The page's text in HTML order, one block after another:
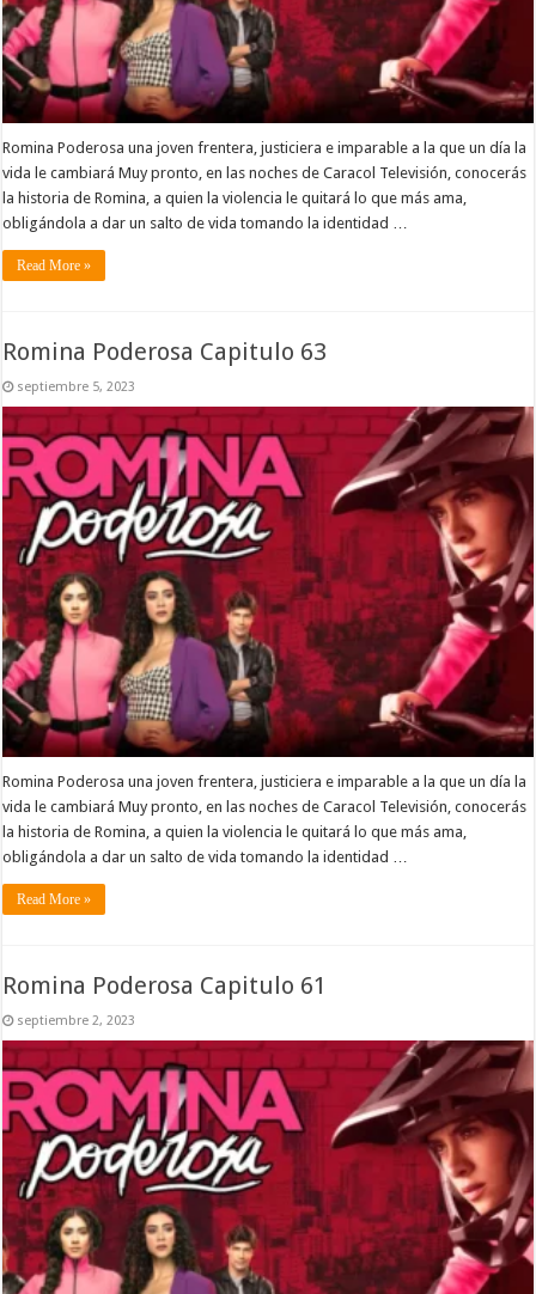
Romina Poderosa una joven frentera, justiciera e imparable a la que un día la
vida le cambiará Muy pronto, en las noches de Caracol Televisión, conocerás
la historia de Romina, a quien la violencia le quitará lo que más ama,
obligándola a dar un salto de vida tomando la identidad …
Read More »
Romina Poderosa Capitulo 63
septiembre 5, 2023
Romina Poderosa una joven frentera, justiciera e imparable a la que un día la
vida le cambiará Muy pronto, en las noches de Caracol Televisión, conocerás
la historia de Romina, a quien la violencia le quitará lo que más ama,
obligándola a dar un salto de vida tomando la identidad …
Read More »
Romina Poderosa Capitulo 61
septiembre 2, 2023